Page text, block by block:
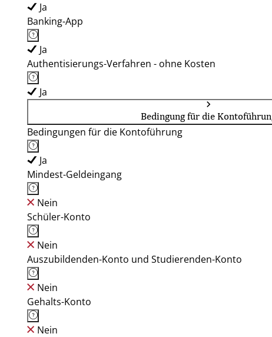
Ja
Banking-App
Ja
Authentisierungs-Verfahren - ohne Kosten
Ja
Bedingung für die
Bedingungen für die Kontoführung
Ja
Mindest-Geldeingang
Nein
Schüler-Konto
Nein
Auszubildenden-Konto und Studierenden-Konto
Nein
Gehalts-Konto
Nein